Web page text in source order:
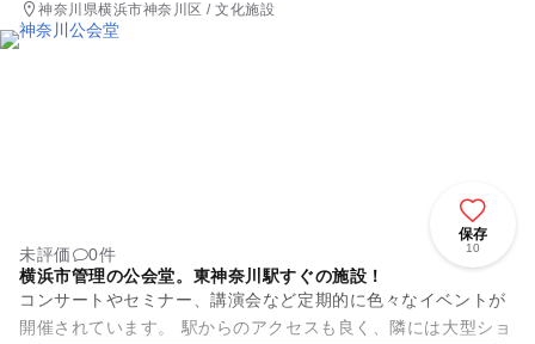
神奈川県横浜市神奈川区 / 文化施設
保存
10
未評価
0件
横浜市管理の公会堂。東神奈川駅すぐの施設！
コンサートやセミナー、講演会など定期的に色々なイベントが
開催されています。 駅からのアクセスも良く、隣には大型ショ